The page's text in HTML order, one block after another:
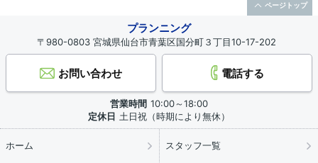
プランニング
〒980-0803 宮城県仙台市青葉区国分町３丁目10-17-202
お問い合わせ 電話する
営業時間 10:00～18:00
定休日 土日祝（時期により無休）
ホーム スタッフ一覧
ページトップ